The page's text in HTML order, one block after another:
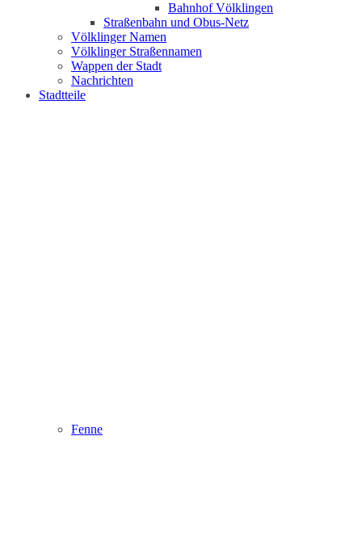
Bahnhof Völklingen
Straßenbahn und Obus-Netz
Völklinger Namen
Völklinger Straßennamen
Wappen der Stadt
Nachrichten
Stadtteile
Fenne